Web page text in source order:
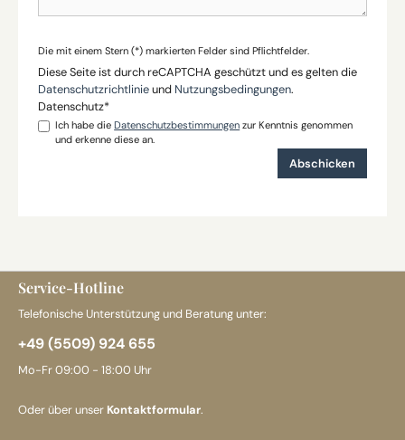
Die mit einem Stern (*) markierten Felder sind Pflichtfelder.
Diese Seite ist durch reCAPTCHA geschützt und es gelten die
Datenschutzrichtlinieund Nutzungsbedingungen.
Datenschutz*
Ich habe dieDatenschutzbestimmungen zur Kenntnis genommen
und erkenne diese an.
Abschicken
Service-Hotline
Telefonische Unterstützung und Beratung unter:
+49 (5509) 924 655
Mo-Fr 09:00 - 18:00 Uhr
Oder über unser Kontaktformular.